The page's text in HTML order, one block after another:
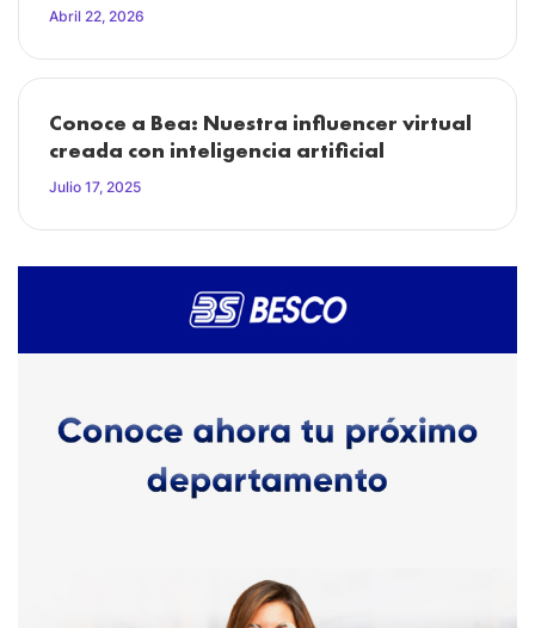
Abril 22, 2026
Conoce a Bea: Nuestra influencer virtual
creada con inteligencia artificial
Julio 17, 2025